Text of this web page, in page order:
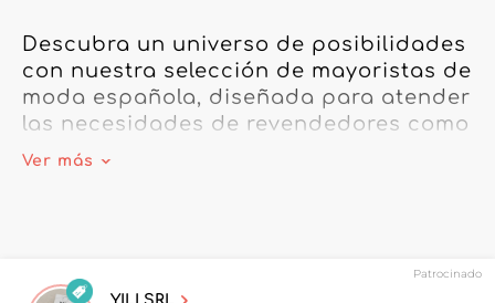
Descubra un universo de posibilidades
con nuestra selección de mayoristas de
moda española, diseñada para atender
las necesidades de revendedores como
usted. Como profesional de la moda,
moda femenina española, ofreciendo
Ver más
Patrocinado